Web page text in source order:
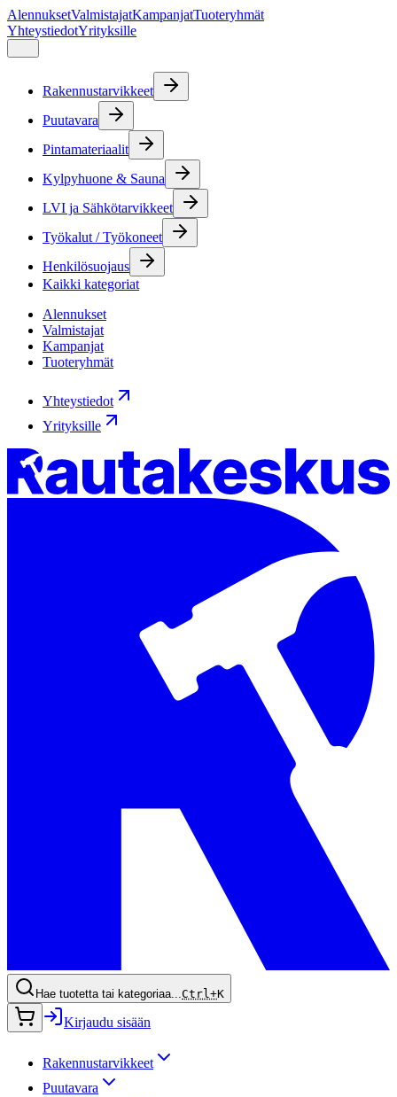
AlennuksetValmistajatKampanjatTuoteryhmät
YhteystiedotYrityksille
Rakennustarvikkeet
Puutavara
Pintamateriaalit
Kylpyhuone & Sauna
LVI ja Sähkötarvikkeet
Työkalut / Työkoneet
Henkilösuojaus
Kaikki kategoriat
Alennukset
Valmistajat
Kampanjat
Tuoteryhmät
Yhteystiedot
Yrityksille
Hae tuotetta tai kategoriaa...Ctrl+K
Kirjaudu sisään
Rakennustarvikkeet
Puutavara